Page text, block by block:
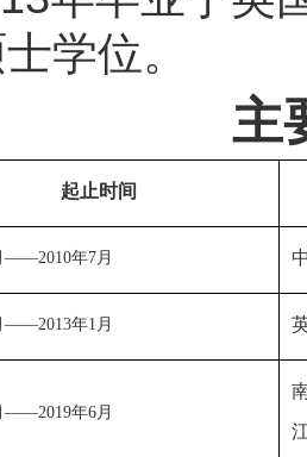
学位。
主
起止时间
——2010年7 月
——2013年1 月
——2019年6 月